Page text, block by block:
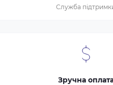
Служба
Зручна